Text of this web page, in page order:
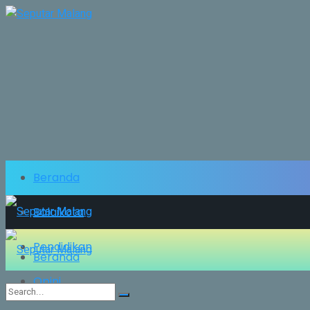
Beranda
Balaikota
Pendidikan
Opini
Beranda
Balaikota